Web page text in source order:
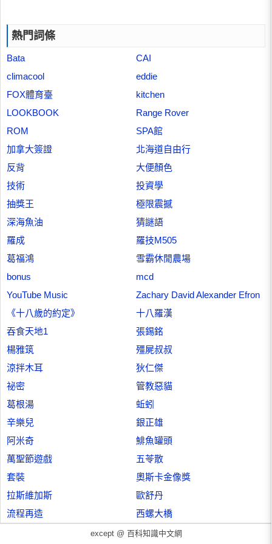
熱門詞條
Bata
CAI
climacool
eddie
FOX體育臺
kitchen
LOOKBOOK
Range Rover
ROM
SPA館
加拿大簽證
北海道自由行
反背
大便顏色
技術
投資學
抽獎王
極限震撼
深海魚油
猜謎語
羅成
羅技M505
葛福鴻
雪霸休閒農場
bonus
mcd
YouTube Music
Zachary David Alexander Efron
《十八歲的約定》
十八羅漢
吞食天地1
張錫銘
楊雅筑
殭屍叔叔
涼拌木耳
狄仁傑
祕密
管教惡貓
葛根湯
蚯蚓
辛樂兒
銀正雄
阿米奇
鯡魚罐頭
萬聖節遊戲
五苓散
套裝
奧斯卡金像獎
拉斯維加斯
歐舒丹
流程再造
西螺大橋
except @ 百科知識中文網